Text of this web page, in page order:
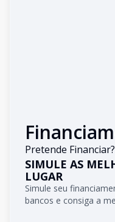
Pretende Financiar?
SIMULE AS
LUGAR
Simule seu
bancos e consiga a